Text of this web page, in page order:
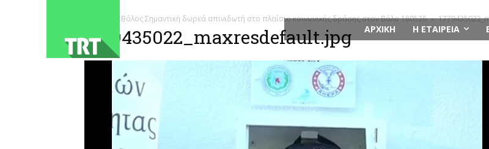
ΑΡΧΙΚΗ Η ΕΤΑΙΡΕΙΑ
Βόλος Σημαντική δωρεά απινιδωτή στο πλαίσιο κοινωνικής δράσης στον Βόλο 180526
1779435022_maxresdefault.jpg